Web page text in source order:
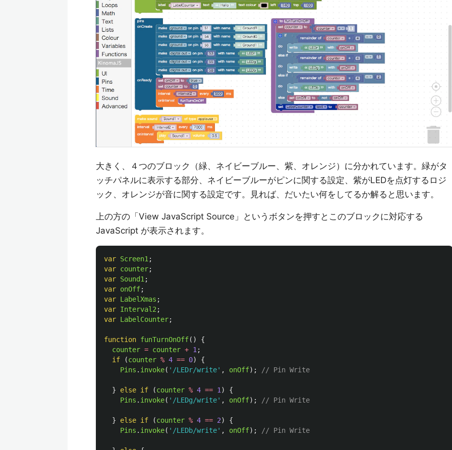
大きく、４つのブロック（緑、ネイビーブルー、紫、オレンジ）に分かれています。緑がタ
ッチパネルに表示する部分、ネイビーブルーがピンに関する設定、紫がLEDを点灯するロジ
ック、オレンジが音に関する設定です。見れば、だいたい何をしてるか解ると思います。
上の方の「View JavaScript Source」というボタンを押すとこのブロックに対応する
JavaScript が表示されます。
var Screen1 ;
var counter;
var Sound1 ;
var onOff;
var LabelXmas ;
var Interval2 ;
var LabelCounter;
function funTurnOnOff()
{
counter = counter + 1 ;
if
(counter % 4 == 0)
{
Pins . invoke( ' /LEDr/write' , onOff); // Pin Write
} else if (counter % 4 == 1 )
{
Pins . invoke( ' /LEDg/write' , onOff); // Pin Write
} else if (counter % 4 == 2)
{
Pins . invoke( ' /LEDb/write' , onOff); // Pin Write